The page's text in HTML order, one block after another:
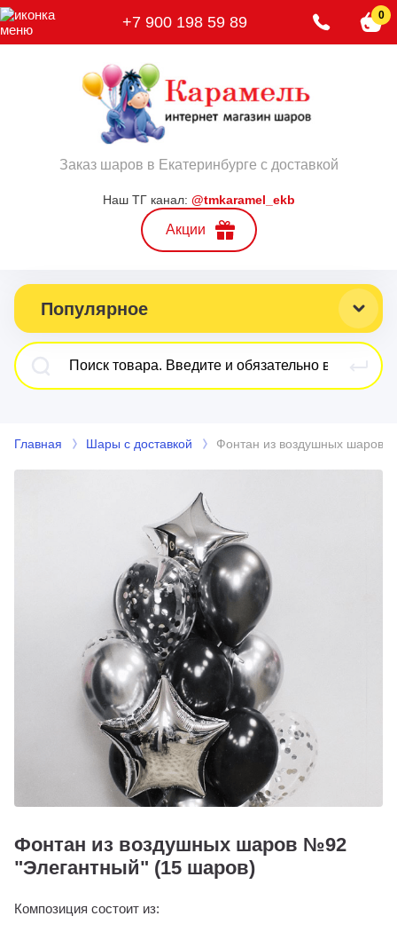
+7 900 198 59 89 0
Заказ шаров в Екатеринбурге с доставкой
Наш ТГ канал: @tmkaramel_ekb
Акции
Популярное
Главная Шары с доставкой Фонтан из воздушных шаров
Фонтан из воздушных шаров №92
"Элегантный" (15 шаров)
Композиция состоит из: